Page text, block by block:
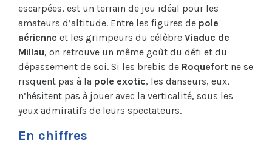
escarpées, est un terrain de jeu idéal pour les
amateurs d’altitude. Entre les figures de pole
aérienne et les grimpeurs du célèbre Viaduc de
Millau, on retrouve un même goût du défi et du
dépassement de soi. Si les brebis de Roquefort ne se
risquent pas à la pole exotic, les danseurs, eux,
n’hésitent pas à jouer avec la verticalité, sous les
yeux admiratifs de leurs spectateurs.
En chiffres